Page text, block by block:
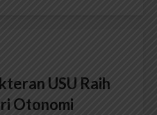
USU Raih
Otonomi